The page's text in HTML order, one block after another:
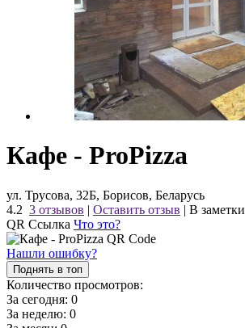
Кафе - ProPizza
ул. Трусова, 32Б, Борисов, Беларусь
4.2 3 отзывов | Оставить отзыв | В заметки
QR Ссылка Что это?
Нашли ошибку?
Поднять в топ
Количество просмотров:
За сегодня: 0
За неделю: 0